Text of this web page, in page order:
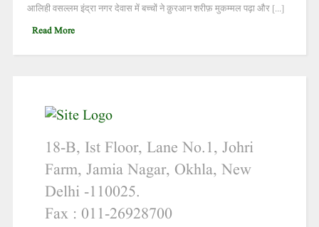
आलिही वसल्लम इंद्रा नगर देवास में बच्चों ने क़ुरआन शरीफ़ मुकम्मल पढ़ा और [...]
Read More
18-B, Ist Floor, Lane No.1, Johri
Farm, Jamia Nagar, Okhla, New
Delhi -110025.
Fax : 011-26928700